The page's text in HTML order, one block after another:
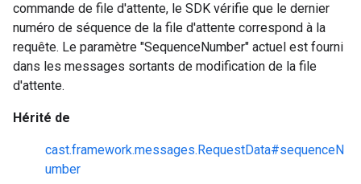
commande de file d'attente, le SDK vérifie que le dernier
numéro de séquence de la file d'attente correspond à la
requête. Le paramètre "SequenceNumber" actuel est fourni
dans les messages sortants de modification de la file
d'attente.
Hérité de
cast.framework.messages.RequestData#sequenceN
umber